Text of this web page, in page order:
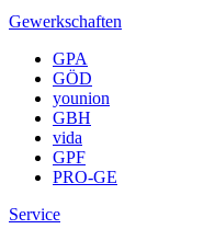
Gewerkschaften
GPA
GÖD
younion
GBH
vida
GPF
PRO-GE
Service